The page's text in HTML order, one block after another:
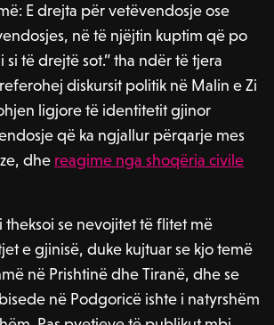
E drejta për vetëvendosje ose
në të njëjtin kuptim që po
si të drejtë sot.” tha ndër të tjera
diskursit politik në Malin e Zi
ligjore të identitetit gjinor
që ka ngjallur përqarje mes
dhe reagime nga shoqëria civile
theksoi se nevojitet të flitet më
e gjinisë, duke kujtuar se kjo temë
në Prishtinë dhe Tiranë, dhe se
në Podgoricë ishte i natyrshëm